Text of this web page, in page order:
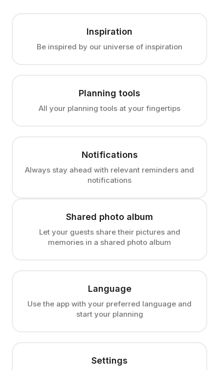
Inspiration
Be inspired by our universe of inspiration
Planning tools
All your planning tools at your fingertips
Notifications
Always stay ahead with relevant reminders and
notifications
Shared photo album
Let your guests share their pictures and
memories in a shared photo album
Language
Use the app with your preferred language and
start your planning
Settings